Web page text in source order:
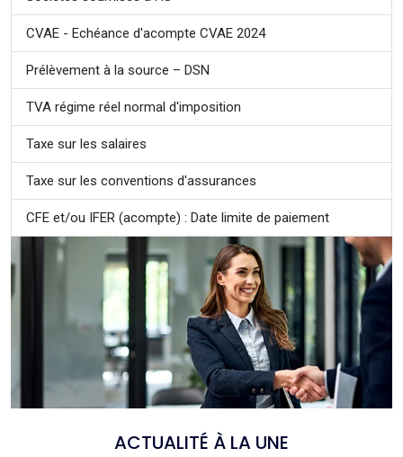
CVAE - Echéance d'acompte CVAE 2024
Prélèvement à la source – DSN
TVA régime réel normal d'imposition
Taxe sur les salaires
Taxe sur les conventions d'assurances
CFE et/ou IFER (acompte) : Date limite de paiement
ACTUALITÉ À LA UNE